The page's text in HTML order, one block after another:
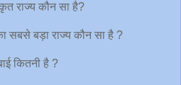
राज्य कौन सा है?
सबसे बड़ा राज्य कौन सा है ?
कितनी है ?